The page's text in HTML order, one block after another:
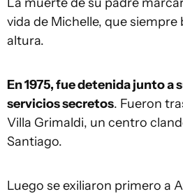
vida de Michelle, que siempre
altura.
En 1975, fue detenida junto a
servicios secretos. Fueron
Villa Grimaldi, un centro
Santiago.
Luego se exiliaron primero a